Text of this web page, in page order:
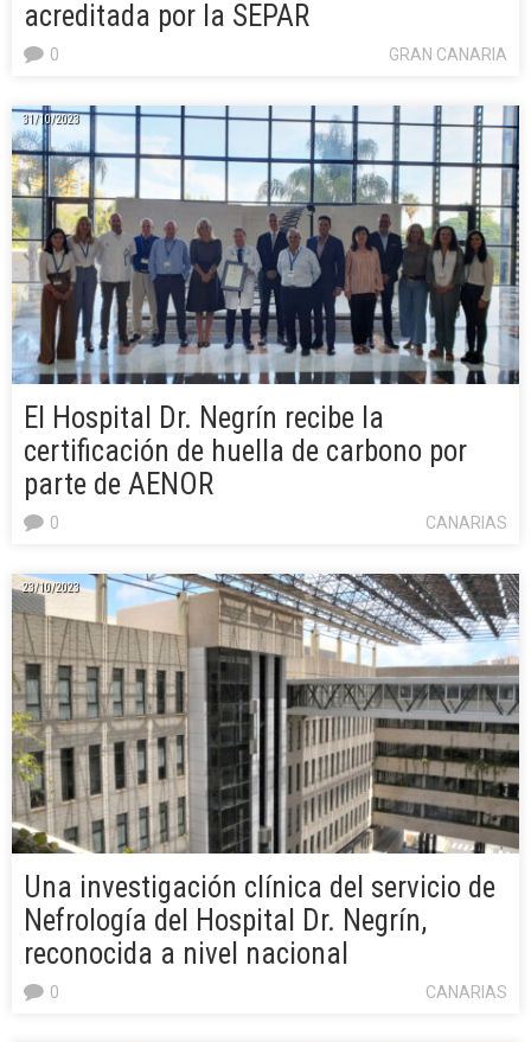
acreditada por la SEPAR
GRAN CANARIA
0
31/10/2023
El Hospital Dr. Negrín recibe la
certificación de huella de carbono por
parte de AENOR
CANARIAS
0
23/10/2023
Una investigación clínica del servicio de
Nefrología del Hospital Dr. Negrín,
reconocida a nivel nacional
CANARIAS
0